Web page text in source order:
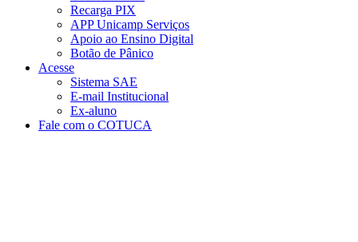
Recarga PIX
APP Unicamp Serviços
Apoio ao Ensino Digital
Botão de Pânico
Acesse
Sistema SAE
E-mail Institucional
Ex-aluno
Fale com o COTUCA